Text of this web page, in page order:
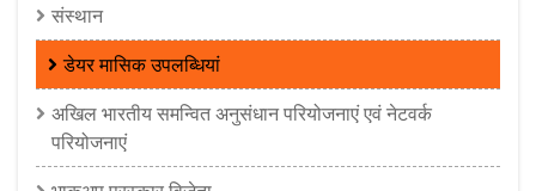
संस्थान
डेयर मासिक उपलब्धियां
अखिल भारतीय समन्‍वित अनुसंधान परियोजनाएं एवं नेटवर्क
परियोजनाएं